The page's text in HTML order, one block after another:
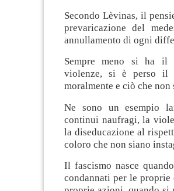
Secondo Lèvinas, il
prevaricazione del
annullamento di ogni
Sempre meno si ha il
violenze, si è perso il
moralmente e ciò che non
Ne sono un esempio
continui naufragi, la
la diseducazione al
coloro che non siano
Il fascismo nasce
condannati per le